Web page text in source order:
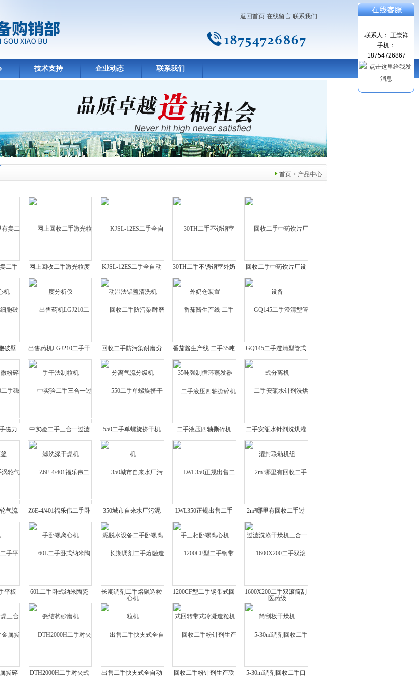
返回首页 在线留言 联系我们
技术支持 企业动态 联系我们
首页 > 产品中心
二手
网上回收二手激光粒度
分析仪
KJSL-12ES二手全自动
湿法铝盖清洗机
30TH二手不锈钢室外奶
仓装置
回收二手中药饮片厂设
备
破壁
碎机
出售药机LGJ210二手干
法制粒机
回收二手防污染耐磨分
离气流分级机
番茄酱生产线 二手35吨
强制循环蒸发器
GQ145二手澄清型管式
分离机
磁力
中实验二手三合一过滤
洗涤干燥机
550二手单螺旋挤干机 二手液压四轴撕碎机
二手安瓿水针剂洗烘灌
封联动机组
气流
Z6E-4/401福乐伟二手卧
螺离心机
350城市自来水厂污泥
脱水设备二手卧螺离心
机
LWL350正规出售二手
三相卧螺离心机
2m³哪里有回收二手过
滤洗涤干燥机三合一医
药级
平板
合一
60L二手卧式纳米陶瓷
结构砂磨机
长期调剂二手熔融造粒
机
1200CF型二手钢带式回
转带式冷凝造粒机
1600X200二手双滚筒刮
板干燥机
撕碎
DTH2000H二手对夹式
出售二手快夹式全自动
回收二手粉针剂生产联
5-30ml调剂回收二手口
联系人： 王崇祥
手机：
18754726867